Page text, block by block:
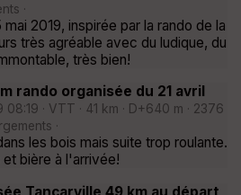
·
2019, inspirée par la rando de la
très agréable avec du ludique, du
très bien!
rando organisée du 21 avril
08:19 · VTT · 41 km · D+640 m · 2376
·
les bois mais suite trop roulante.
bière à l'arrivée!
Tancarville 49 km au départ